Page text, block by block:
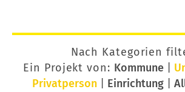
Nach Kategorien
Ein Projekt von: Kommune|
Privatperson| Einrichtung|